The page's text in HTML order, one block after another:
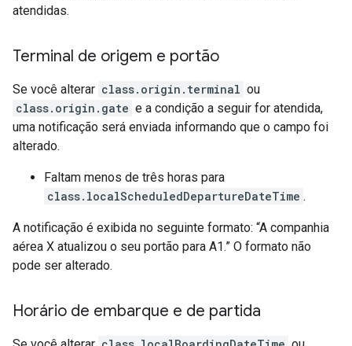
atendidas.
Terminal de origem e portão
Se você alterar class.origin.terminal ou
class.origin.gate e a condição a seguir for atendida,
uma notificação será enviada informando que o campo foi
alterado.
Faltam menos de três horas para
class.localScheduledDepartureDateTime .
A notificação é exibida no seguinte formato: “A companhia
aérea X atualizou o seu portão para A1.” O formato não
pode ser alterado.
Horário de embarque e de partida